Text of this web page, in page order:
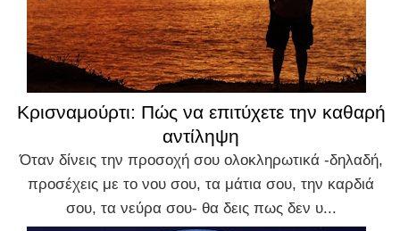
Κρισναμούρτι: Πώς να επιτύχετε την καθαρή
αντίληψη
Όταν δίνεις την προσοχή σου ολοκληρωτικά -δηλαδή,
προσέχεις με το νου σου, τα μάτια σου, την καρδιά
σου, τα νεύρα σου- θα δεις πως δεν υ...